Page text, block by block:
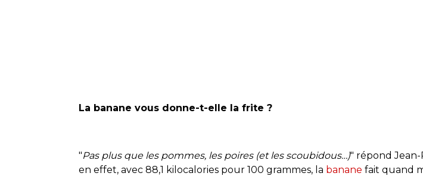
La banane vous donne-t-elle la frite ?
"Pas plus que les pommes, les poires (et les scoubidous…)" répond
en effet, avec 88,1 kilocalories pour 100 grammes, la banane fait quand